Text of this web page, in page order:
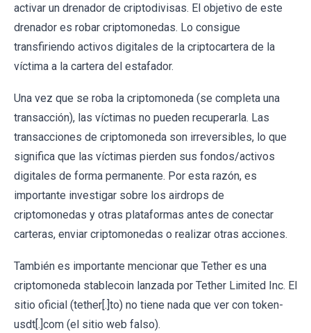
activar un drenador de criptodivisas. El objetivo de este
drenador es robar criptomonedas. Lo consigue
transfiriendo activos digitales de la criptocartera de la
víctima a la cartera del estafador.
Una vez que se roba la criptomoneda (se completa una
transacción), las víctimas no pueden recuperarla. Las
transacciones de criptomoneda son irreversibles, lo que
significa que las víctimas pierden sus fondos/activos
digitales de forma permanente. Por esta razón, es
importante investigar sobre los airdrops de
criptomonedas y otras plataformas antes de conectar
carteras, enviar criptomonedas o realizar otras acciones.
También es importante mencionar que Tether es una
criptomoneda stablecoin lanzada por Tether Limited Inc. El
sitio oficial (tether[.]to) no tiene nada que ver con token-
usdt[.]com (el sitio web falso).